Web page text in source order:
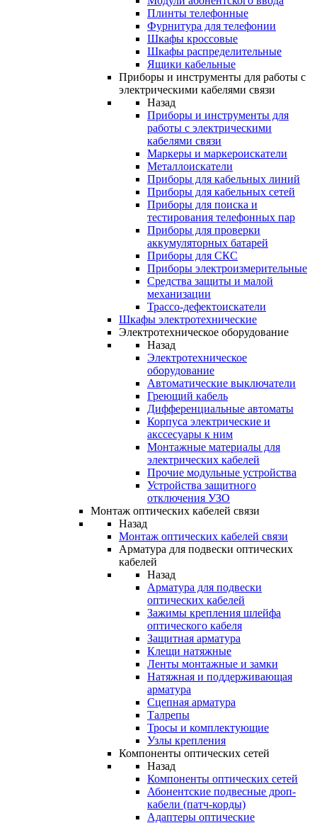
Плинты телефонные
Фурнитура для телефонии
Шкафы кроссовые
Шкафы распределительные
Ящики кабельные
Приборы и инструменты для работы с
электрическими кабелями связи
Назад
Приборы и инструменты для
работы с электрическими
кабелями связи
Маркеры и маркероискатели
Металлоискатели
Приборы для кабельных линий
Приборы для кабельных сетей
Приборы для поиска и
тестирования телефонных пар
Приборы для проверки
аккумуляторных батарей
Приборы для СКС
Приборы электроизмерительные
Средства защиты и малой
механизации
Трассо-дефектоискатели
Шкафы электротехнические
Электротехническое оборудование
Назад
Электротехническое
оборудование
Автоматические выключатели
Греющий кабель
Дифференциальные автоматы
Корпуса электрические и
акссесуары к ним
Монтажные материалы для
электрических кабелей
Прочие модульные устройства
Устройства защитного
отключения УЗО
Монтаж оптических кабелей связи
Назад
Монтаж оптических кабелей связи
Арматура для подвески оптических
кабелей
Назад
Арматура для подвески
оптических кабелей
Зажимы крепления шлейфа
оптического кабеля
Защитная арматура
Клещи натяжные
Ленты монтажные и замки
Натяжная и поддерживающая
арматура
Сцепная арматура
Талрепы
Тросы и комплектующие
Узлы крепления
Компоненты оптических сетей
Назад
Компоненты оптических сетей
Абонентские подвесные дроп-
кабели (патч-корды)
Адаптеры оптические